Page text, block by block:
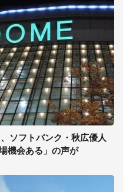
ソフトバンク・秋広優人
機会ある」の声が